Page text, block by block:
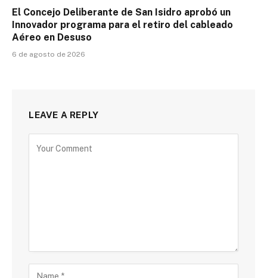
El Concejo Deliberante de San Isidro aprobó un
Innovador programa para el retiro del cableado
Aéreo en Desuso
6 de agosto de 2026
LEAVE A REPLY